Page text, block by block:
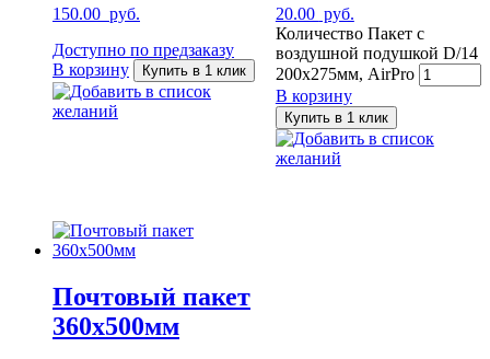
150.00 руб.
Доступно по предзаказу
В корзину
Купить в 1 клик
Добавить в список
желаний
20.00 руб.
Количество Пакет с
воздушной подушкой D/14
200х275мм, AirPro
В корзину
Купить в 1 клик
Добавить в список
желаний
Почтовый пакет
360х500мм